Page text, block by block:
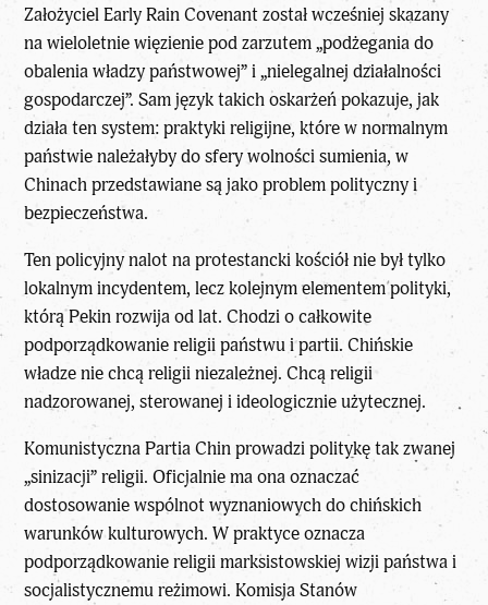
Założyciel Early Rain Covenant został wcześniej skazany
na wieloletnie więzienie pod zarzutem „podżegania do
obalenia władzy państwowej” i „nielegalnej działalności
gospodarczej”. Sam język takich oskarżeń pokazuje, jak
działa ten system: praktyki religijne, które w normalnym
państwie należałyby do sfery wolności sumienia, w
Chinach przedstawiane są jako problem polityczny i
bezpieczeństwa.
Ten policyjny nalot na protestancki kościół nie był tylko
lokalnym incydentem, lecz kolejnym elementem polityki,
którą Pekin rozwija od lat. Chodzi o całkowite
podporządkowanie religii państwu i partii. Chińskie
władze nie chcą religii niezależnej. Chcą religii
nadzorowanej, sterowanej i ideologicznie użytecznej.
Komunistyczna Partia Chin prowadzi politykę tak zwanej
„sinizacji” religii. Oficjalnie ma ona oznaczać
dostosowanie wspólnot wyznaniowych do chińskich
warunków kulturowych. W praktyce oznacza
podporządkowanie religii marksistowskiej wizji państwa i
socjalistycznemu reżimowi. Komisja Stanów